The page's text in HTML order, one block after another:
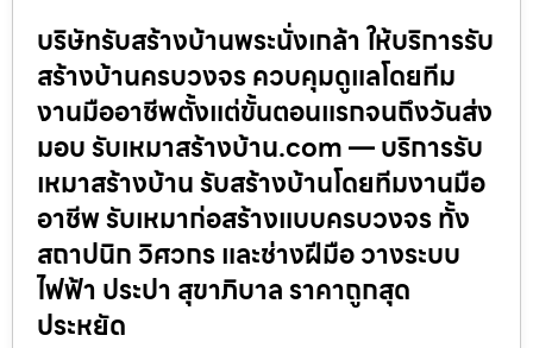
บริษัทรับสร้างบ้านพระนั่งเกล้า ให้บริการรับ
สร้างบ้านครบวงจร ควบคุมดูแลโดยทีม
งานมืออาชีพตั้งแต่ขั้นตอนแรกจนถึงวันส่ง
มอบ รับเหมาสร้างบ้าน.com — บริการรับ
เหมาสร้างบ้าน รับสร้างบ้านโดยทีมงานมือ
อาชีพ รับเหมาก่อสร้างแบบครบวงจร ทั้ง
สถาปนิก วิศวกร และช่างฝีมือ วางระบบ
ไฟฟ้า ประปา สุขาภิบาล ราคาถูกสุด
ประหยัด